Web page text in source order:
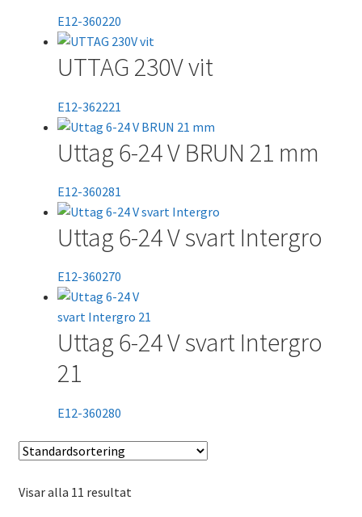
E12-360220
UTTAG 230V vit
E12-362221
Uttag 6-24 V BRUN 21 mm
E12-360281
Uttag 6-24 V svart Intergro
E12-360270
Uttag 6-24 V svart Intergro
21
E12-360280
Visar alla 11 resultat